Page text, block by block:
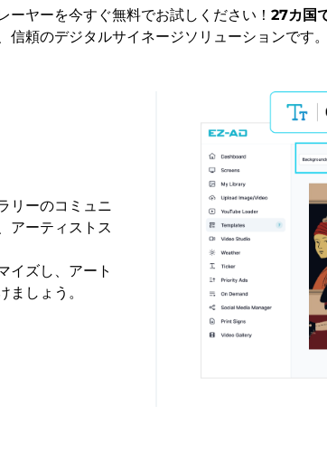
ヤーを今すぐ無料でお試しください！ 27カ国
信頼のデジタルサイネージソリューションです。
リーのコミュニ
アーティストス
イズし、アート
しょう。